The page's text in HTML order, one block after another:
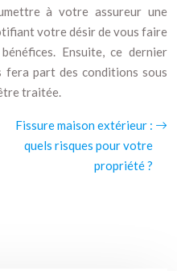
à votre assureur une
votre désir de vous faire
Ensuite, ce dernier
fera part des conditions sous
traitée.
Fissure maison extérieur :
quels risques pour votre
propriété ?